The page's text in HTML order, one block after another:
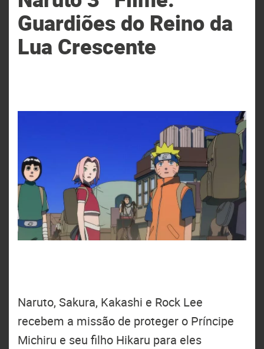
Guardiões do Reino da
Lua Crescente
Naruto, Sakura, Kakashi e Rock Lee
recebem a missão de proteger o Príncipe
Michiru e seu filho Hikaru para eles